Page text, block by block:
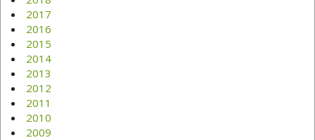
2017
2016
2015
2014
2013
2012
2011
2010
2009